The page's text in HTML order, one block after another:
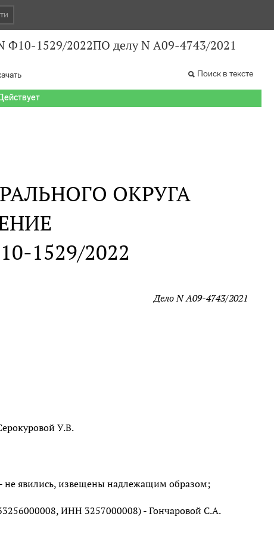
Ф10-1529/2022ПО делу N А09-4743/2021
Поиск в тексте
ОКРУГА
1529/2022
Дело N А09-4743/2021
У.В.
явились, извещены надлежащим образом;
ИНН 3257000008) - Гончаровой С.А.